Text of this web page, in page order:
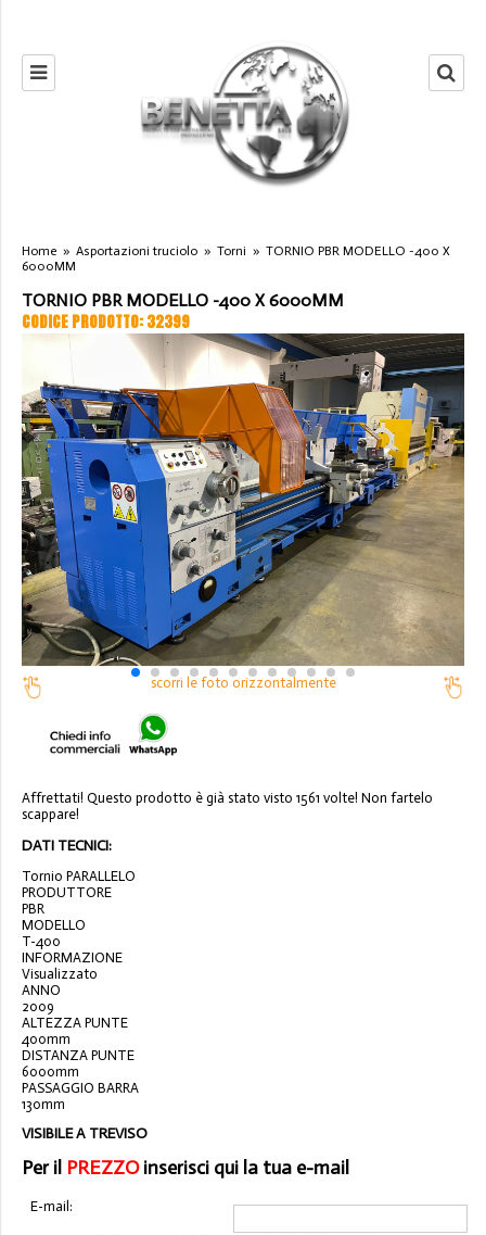
Home » Asportazioni truciolo » Torni » TORNIO PBR MODELLO -400 X
6000MM
TORNIO PBR MODELLO -400 X 6000MM
CODICE PRODOTTO: 32399
scorri le foto orizzontalmente
Affrettati! Questo prodotto è già stato visto 1561 volte! Non fartelo
scappare!
DATI TECNICI:
Tornio PARALLELO
PRODUTTORE
PBR
MODELLO
T-400
INFORMAZIONE
Visualizzato
ANNO
2009
ALTEZZA PUNTE
400mm
DISTANZA PUNTE
6000mm
PASSAGGIO BARRA
130mm
VISIBILE A TREVISO
Per il PREZZOinserisci qui la tua e-mail
E-mail: